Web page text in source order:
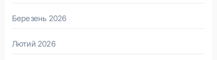
Березень 2026
Лютий 2026